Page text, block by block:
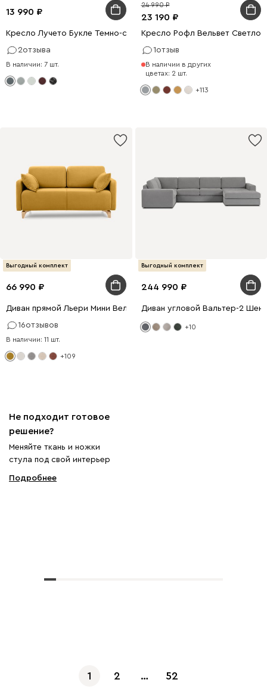
13 990
Кресло Лучето Букле Темно-серый
2отзыва
В наличии: 7 шт.
23 190
24 990
Кресло Рофл Вельвет Светло-
1отзыв
В наличии в других
цветах: 2 шт.
+113
Выгодный комплект
66 990
Диван прямой Льери Мини Велюр Горчичный
16отзывов
В наличии: 11 шт.
+109
Выгодный комплект
244 990
Диван угловой Вальтер-2
+10
Не подходит готовое
решение?
Меняйте ткань и ножки
стула под свой интерьер
Подробнее
1 2 … 52